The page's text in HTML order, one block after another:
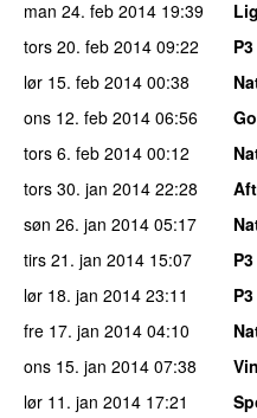
man 24. feb 2014 19:39
tors 20. feb 2014 09:22
lør 15. feb 2014 00:38
ons 12. feb 2014 06:56
tors 6. feb 2014 00:12
tors 30. jan 2014 22:28
søn 26. jan 2014 05:17
tirs 21. jan 2014 15:07
lør 18. jan 2014 23:11
fre 17. jan 2014 04:10
ons 15. jan 2014 07:38
lør 11. jan 2014 17:21